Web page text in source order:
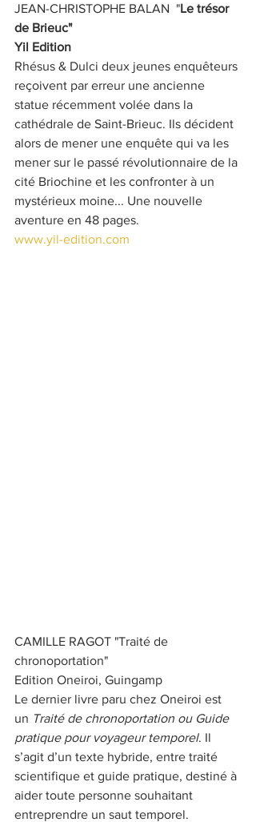
JEAN-CHRISTOPHE BALAN  "Le trésor
de Brieuc"
Yil Edition
Rhésus & Dulci deux jeunes enquêteurs
reçoivent par erreur une ancienne
statue récemment volée dans la
cathédrale de Saint-Brieuc. Ils décident
alors de mener une enquête qui va les
mener sur le passé révolutionnaire de la
cité Briochine et les confronter à un
mystérieux moine... Une nouvelle
aventure en 48 pages.
www.yil-edition.com
CAMILLE RAGOT "Traité de
chronoportation"
Edition Oneiroi, Guingamp
Le dernier livre paru chez Oneiroi est
un Traité de chronoportation ou Guide
pratique pour voyageur temporel. Il
s’agit d’un texte hybride, entre traité
scientifique et guide pratique, destiné à
aider toute personne souhaitant
entreprendre un saut temporel.